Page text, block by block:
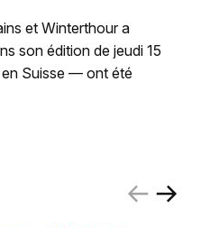
et Winterthour a
son édition de jeudi 15
Suisse — ont été